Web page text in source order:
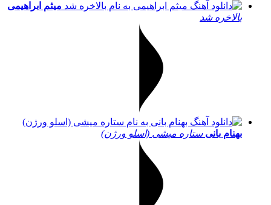
میثم ابراهیمی
بالاخره شد
بهنام بانی ستاره میشی (اسلو ورژن)